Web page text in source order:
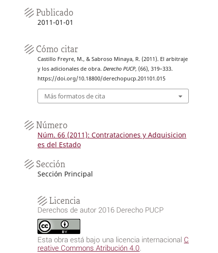
Publicado
2011-01-01
Cómo citar
Castillo Freyre, M., & Sabroso Minaya, R. (2011). El arbitraje
y los adicionales de obra. Derecho PUCP, (66), 319–333.
https://doi.org/10.18800/derechopucp.201101.015
Más formatos de cita
Número
Núm. 66 (2011): Contrataciones y Adquisicion
es del Estado
Sección
Sección Principal
Licencia
Derechos de autor 2016 Derecho PUCP
Esta obra está bajo una licencia internacional C
reative Commons Atribución 4.0